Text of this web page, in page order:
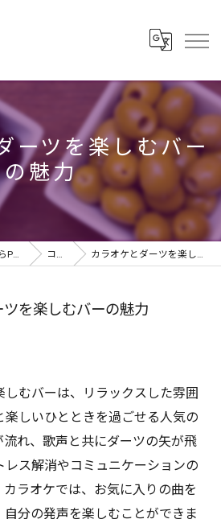
ーツを楽しむバー
の魅力
東京都西葛西のバーならPUB & BAR Lien コラム カラオケとダーツを楽しむバーの魅力
を楽しむバーの魅力
しむバーは、リラックスした雰囲
しいひとときを過ごせる人気の
流れ、歌声と共にダーツの矢が飛
レス解消やコミュニケーションの
ラオケでは、お気に入りの曲を
分の発声を楽しむことができま